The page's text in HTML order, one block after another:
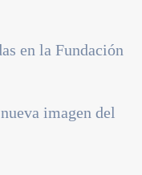
en la Fundación
imagen del